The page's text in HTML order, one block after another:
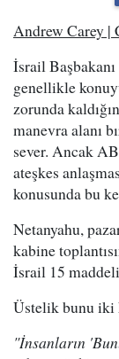
Andrew Carey |
İsrail
genellikle
zorunda
manevra alanı
sever. Ancak
ateşkes
konusunda bu
Netanyahu,
kabine
İsrail 15
Üstelik bunu iki
"İnsanların